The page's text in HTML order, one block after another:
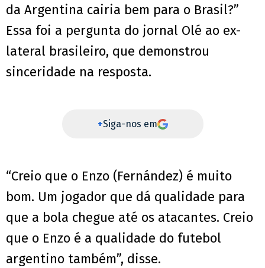
da Argentina cairia bem para o Brasil?”
Essa foi a pergunta do jornal Olé ao ex-
lateral brasileiro, que demonstrou
sinceridade na resposta.
+Siga-nos em
“Creio que o Enzo (Fernández) é muito
bom. Um jogador que dá qualidade para
que a bola chegue até os atacantes. Creio
que o Enzo é a qualidade do futebol
argentino também”, disse.